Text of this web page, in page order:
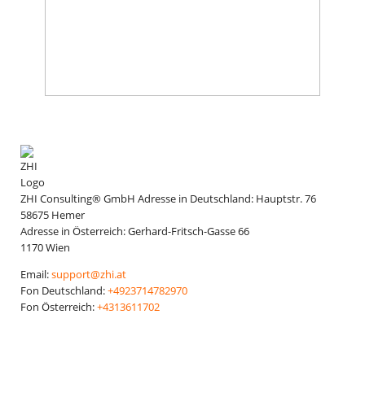
ZHI Consulting® GmbH Adresse in Deutschland: Hauptstr. 76
58675 Hemer
Adresse in Österreich:Gerhard-Fritsch-Gasse 66
1170Wien
Email:support@zhi.at
Fon Deutschland:+4923714782970
Fon Österreich:+4313611702